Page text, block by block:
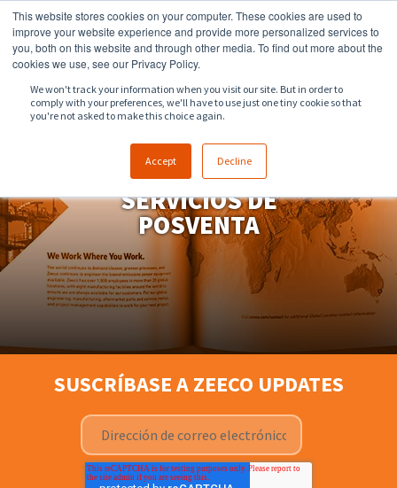
This website stores cookies on your computer. These cookies are used to
improve your website experience and provide more personalized services to
you, both on this website and through other media. To find out more about the
cookies we use, see our Privacy Policy.
We won't track your information when you visit our site. But in order to
comply with your preferences, we'll have to use just one tiny cookie so that
you're not asked to make this choice again.
Accept Decline
918.258.8551 sales@zeeco.com
SERVICIOS DE
POSVENTA
SUSCRÍBASE A ZEECO UPDATES